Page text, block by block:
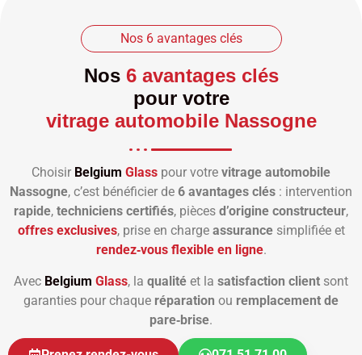
Nos 6 avantages clés
Nos 6 avantages clés
pour votre
vitrage automobile Nassogne
Choisir Belgium Glass pour votre vitrage automobile
Nassogne, c’est bénéficier de 6 avantages clés : intervention
rapide, techniciens certifiés, pièces d’origine constructeur,
offres exclusives, prise en charge assurancesimplifiée et
rendez‑vous flexible en ligne.
Avec Belgium Glass, la qualité et la satisfaction client sont
garanties pour chaque réparation ou remplacement de
pare‑brise.